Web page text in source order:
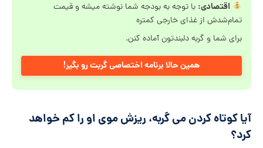
اقتصادی: با توجه به بودجه شما نوشته میشه و قیمت
تمام‌شدش از غذای خارجی کمتره
برای شما و گربه دلبندتون آماده کنن.
همین حالا برنامه اختصاصی گربت رو بگیر!
آیا کوتاه کردن می گربه، ریزش موی او را کم خواهد
کرد؟